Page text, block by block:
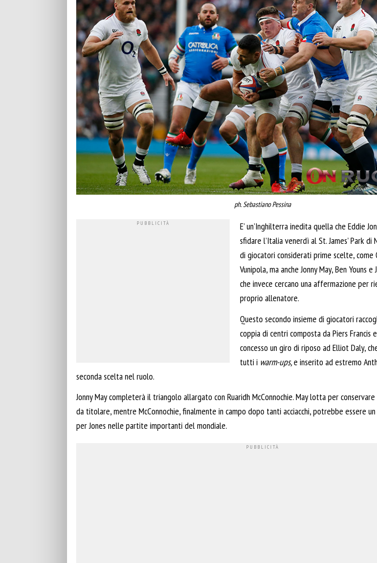
ph. Sebastiano Pessina
E’ un’Inghilterra inedita quella che Eddie
sfidare l’Italia venerdì al St. James’ Park di
di giocatori considerati prime scelte, come
Vunipola, ma anche Jonny May, Ben Youns
che invece cercano una affermazione per
proprio allenatore.
Questo secondo insieme di giocatori
coppia di centri composta da Piers Francis
concesso un giro di riposo ad Elliot Daly,
tutti i warm-ups,e inserito ad estremo
seconda scelta nel ruolo.
Jonny May completerà il triangolo allargato con Ruaridh McConnochie. May lotta per
da titolare, mentre McConnochie, finalmente in campo dopo tanti acciacchi, potrebbe essere
per Jones nelle partite importanti del mondiale.